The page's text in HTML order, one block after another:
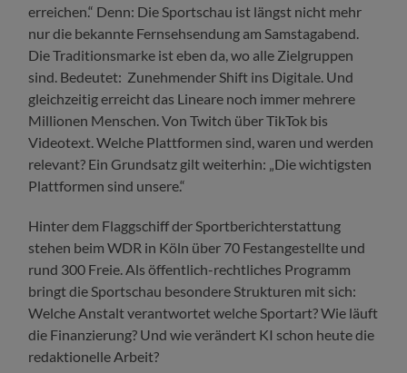
erreichen.“ Denn: Die Sportschau ist längst nicht mehr
nur die bekannte Fernsehsendung am Samstagabend.
Die Traditionsmarke ist eben da, wo alle Zielgruppen
sind. Bedeutet: Zunehmender Shift ins Digitale. Und
gleichzeitig erreicht das Lineare noch immer mehrere
Millionen Menschen. Von Twitch über TikTok bis
Videotext. Welche Plattformen sind, waren und werden
relevant? Ein Grundsatz gilt weiterhin: „Die wichtigsten
Plattformen sind unsere.“
Hinter dem Flaggschiff der Sportberichterstattung
stehen beim WDR in Köln über 70 Festangestellte und
rund 300 Freie. Als öffentlich-rechtliches Programm
bringt die Sportschau besondere Strukturen mit sich:
Welche Anstalt verantwortet welche Sportart? Wie läuft
die Finanzierung? Und wie verändert KI schon heute die
redaktionelle Arbeit?